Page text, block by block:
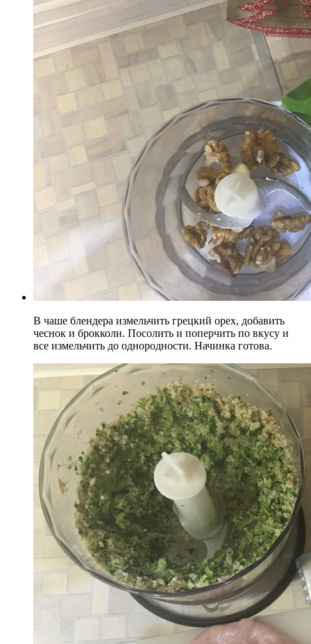
В чаше блендера измельчить грецкий орех, добавить
чеснок и брокколи. Посолить и поперчить по вкусу и
все измельчить до однородности. Начинка готова.